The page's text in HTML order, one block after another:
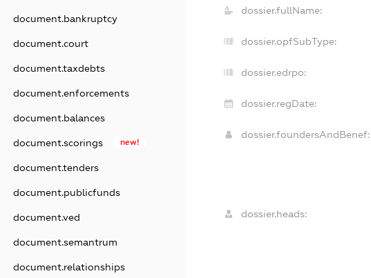
document.bankruptcy
document.court
document.taxdebts
document.enforcements
document.balances
document.scorings new!
document.tenders
document.publicfunds
document.ved
document.semantrum
document.relationships
dossier.fullName:
dossier.opfSubType:
dossier.edrpo:
dossier.regDate:
dossier.foundersAndBenef:
dossier.heads: